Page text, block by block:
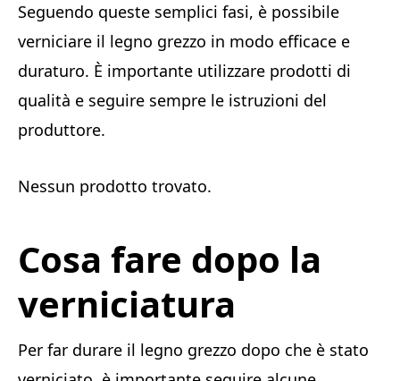
Seguendo queste semplici fasi, è possibile
verniciare il legno grezzo in modo efficace e
duraturo. È importante utilizzare prodotti di
qualità e seguire sempre le istruzioni del
produttore.
Nessun prodotto trovato.
Cosa fare dopo la
verniciatura
Per far durare il legno grezzo dopo che è stato